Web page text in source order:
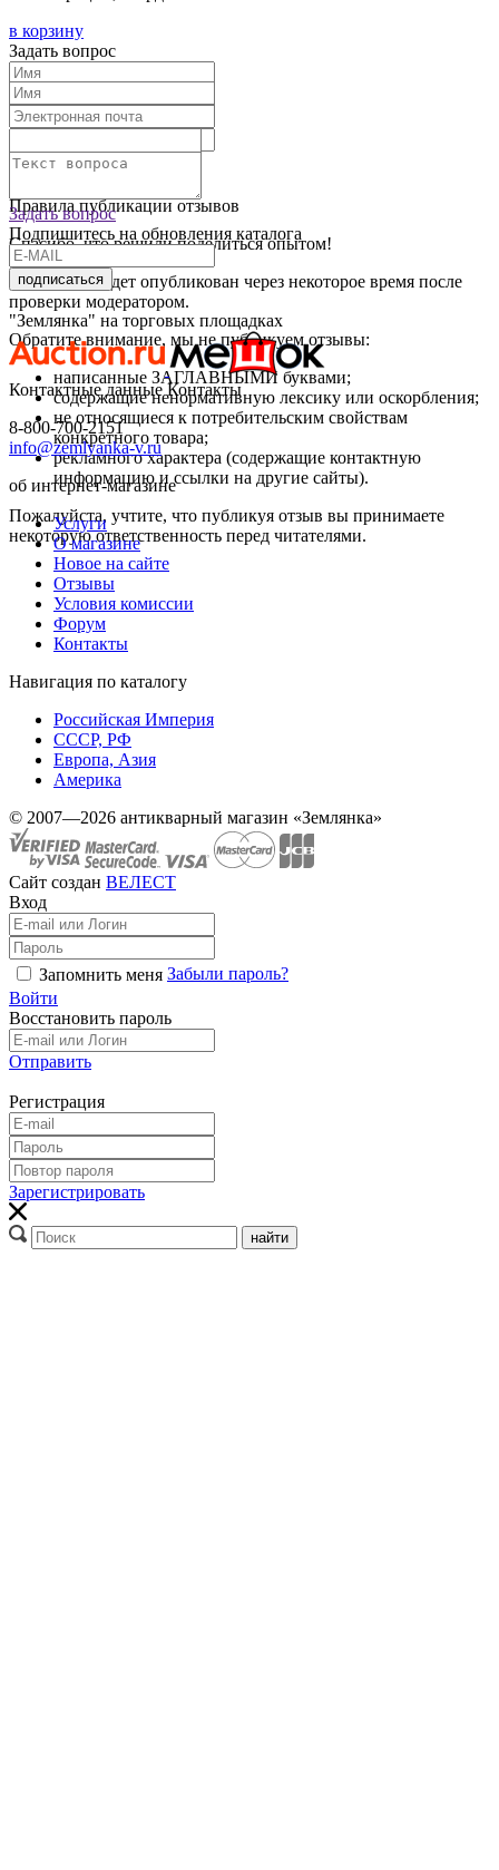
в корзину
Текст отзыва:
Правила публикации отзывов
Спасибо, что решили поделиться опытом!
Ваш отзыв будет опубликован через некоторое время после
проверки модератором.
Обратите внимание, мы не публикуем отзывы:
написанные ЗАГЛАВНЫМИ буквами;
содержащие ненормативную лексику или оскорбления;
не относящиеся к потребительским свойствам
конкретного товара;
рекламного характера (содержащие контактную
информацию и ссылки на другие сайты).
Пожалуйста, учтите, что публикуя отзыв вы принимаете
некоторую ответственность перед читателями.
Задать вопрос
Задать вопрос
Подпишитесь на обновления каталога
подписаться
"Землянка" на торговых площадках
Контактные данные Контакты
8-800-700-2151
info@zemlyanka-v.ru
об интернет-магазине
Услуги
О магазине
Новое на сайте
Отзывы
Условия комиссии
Форум
Контакты
Навигация по каталогу
Российская Империя
СССР, РФ
Европа, Азия
Америка
© 2007—2026 антикварный магазин «Землянка»
Сайт создан ВЕЛЕСТ
Вход
Запомнить меня Забыли пароль?
Войти
Восстановить пароль
Отправить
Регистрация
Зарегистрировать
найти